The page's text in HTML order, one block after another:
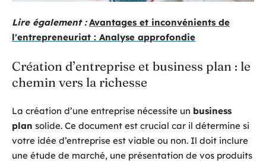
Lire également : Avantages et inconvénients de
l'entrepreneuriat : Analyse approfondie
Création d’entreprise et business plan : le
chemin vers la richesse
La création d’une entreprise nécessite un business
plan solide. Ce document est crucial car il détermine si
votre idée d’entreprise est viable ou non. Il doit inclure
une étude de marché, une présentation de vos produits